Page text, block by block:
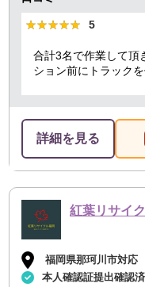
★★★★★
★★★★★ 5
合計3名で作業して頂
ション前にトラック
で待機する必要があ
30分かかったかな？
もスッキリしたし、
詳細を見る
紅葉リサイ
福岡県那珂川市対応
本人確認証提出確認